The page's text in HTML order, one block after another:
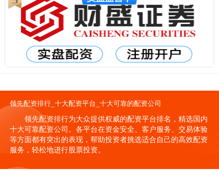
领先配资排行_十大配资平台_十大可靠的配资公司
领先配资排行为大众提供权威的配资平台排名，精选国内
十大可靠配资公司。各平台在资金安全、客户服务、交易体验
等方面都有突出的表现，帮助投资者挑选适合自己的高效配资
服务，轻松地进行股票投资。